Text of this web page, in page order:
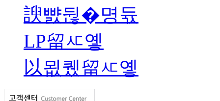
諛뺤뒪�명듃
LP留ㅼ옣
以묎퀬留ㅼ옣